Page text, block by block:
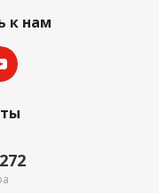
к нам